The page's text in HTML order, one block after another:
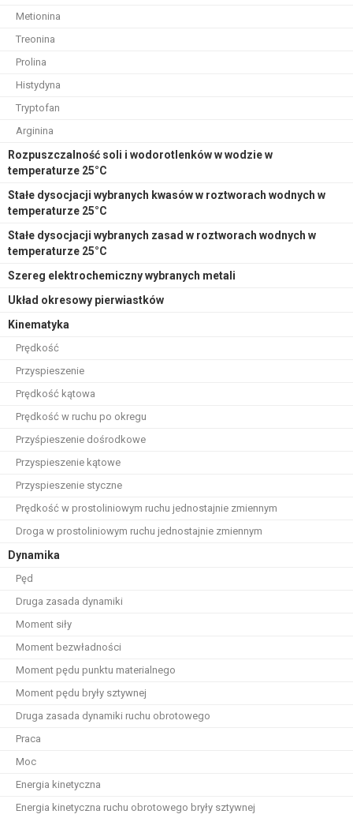
Metionina
Treonina
Prolina
Histydyna
Tryptofan
Arginina
Rozpuszczalność soli i wodorotlenków w wodzie w
temperaturze 25°C
Stałe dysocjacji wybranych kwasów w roztworach wodnych w
temperaturze 25°C
Stałe dysocjacji wybranych zasad w roztworach wodnych w
temperaturze 25°C
Szereg elektrochemiczny wybranych metali
Układ okresowy pierwiastków
Kinematyka
Prędkość
Przyspieszenie
Prędkość kątowa
Prędkość w ruchu po okregu
Przyśpieszenie dośrodkowe
Przyspieszenie kątowe
Przyspieszenie styczne
Prędkość w prostoliniowym ruchu jednostajnie zmiennym
Droga w prostoliniowym ruchu jednostajnie zmiennym
Dynamika
Pęd
Druga zasada dynamiki
Moment siły
Moment bezwładności
Moment pędu punktu materialnego
Moment pędu bryły sztywnej
Druga zasada dynamiki ruchu obrotowego
Praca
Moc
Energia kinetyczna
Energia kinetyczna ruchu obrotowego bryły sztywnej